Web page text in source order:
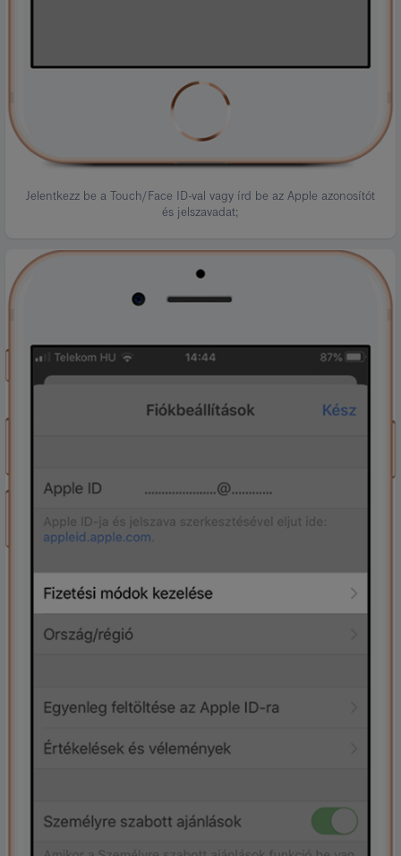
Jelentkezz be a Touch/Face ID-val vagy írd be az Apple azonosítót
és jelszavadat;
leírása:
6.
lépés